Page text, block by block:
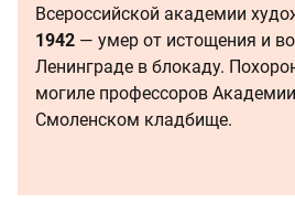
Всероссийской академии
1942 — умер от истощения и
Ленинграде в блокаду.
могиле профессоров
Смоленском кладбище.